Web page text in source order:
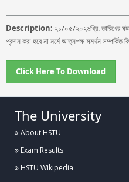
Description: ২১/০৫/২০২৬খ্রি. তারিখের
প্রদান করা হবে না মর্মে আত্নপক্ষ সমর্থন সম্পর্কিত
Click Here To Download
The University
About HSTU
Exam Results
HSTU Wikipedia